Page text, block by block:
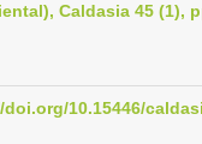
g
t
i
Caldasia 45 (1),
10.15446/